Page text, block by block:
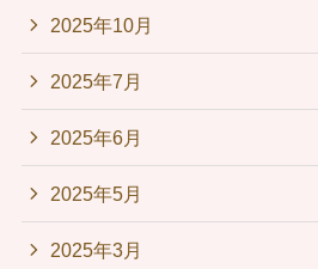
2025年10月
2025年7月
2025年6月
2025年5月
2025年3月